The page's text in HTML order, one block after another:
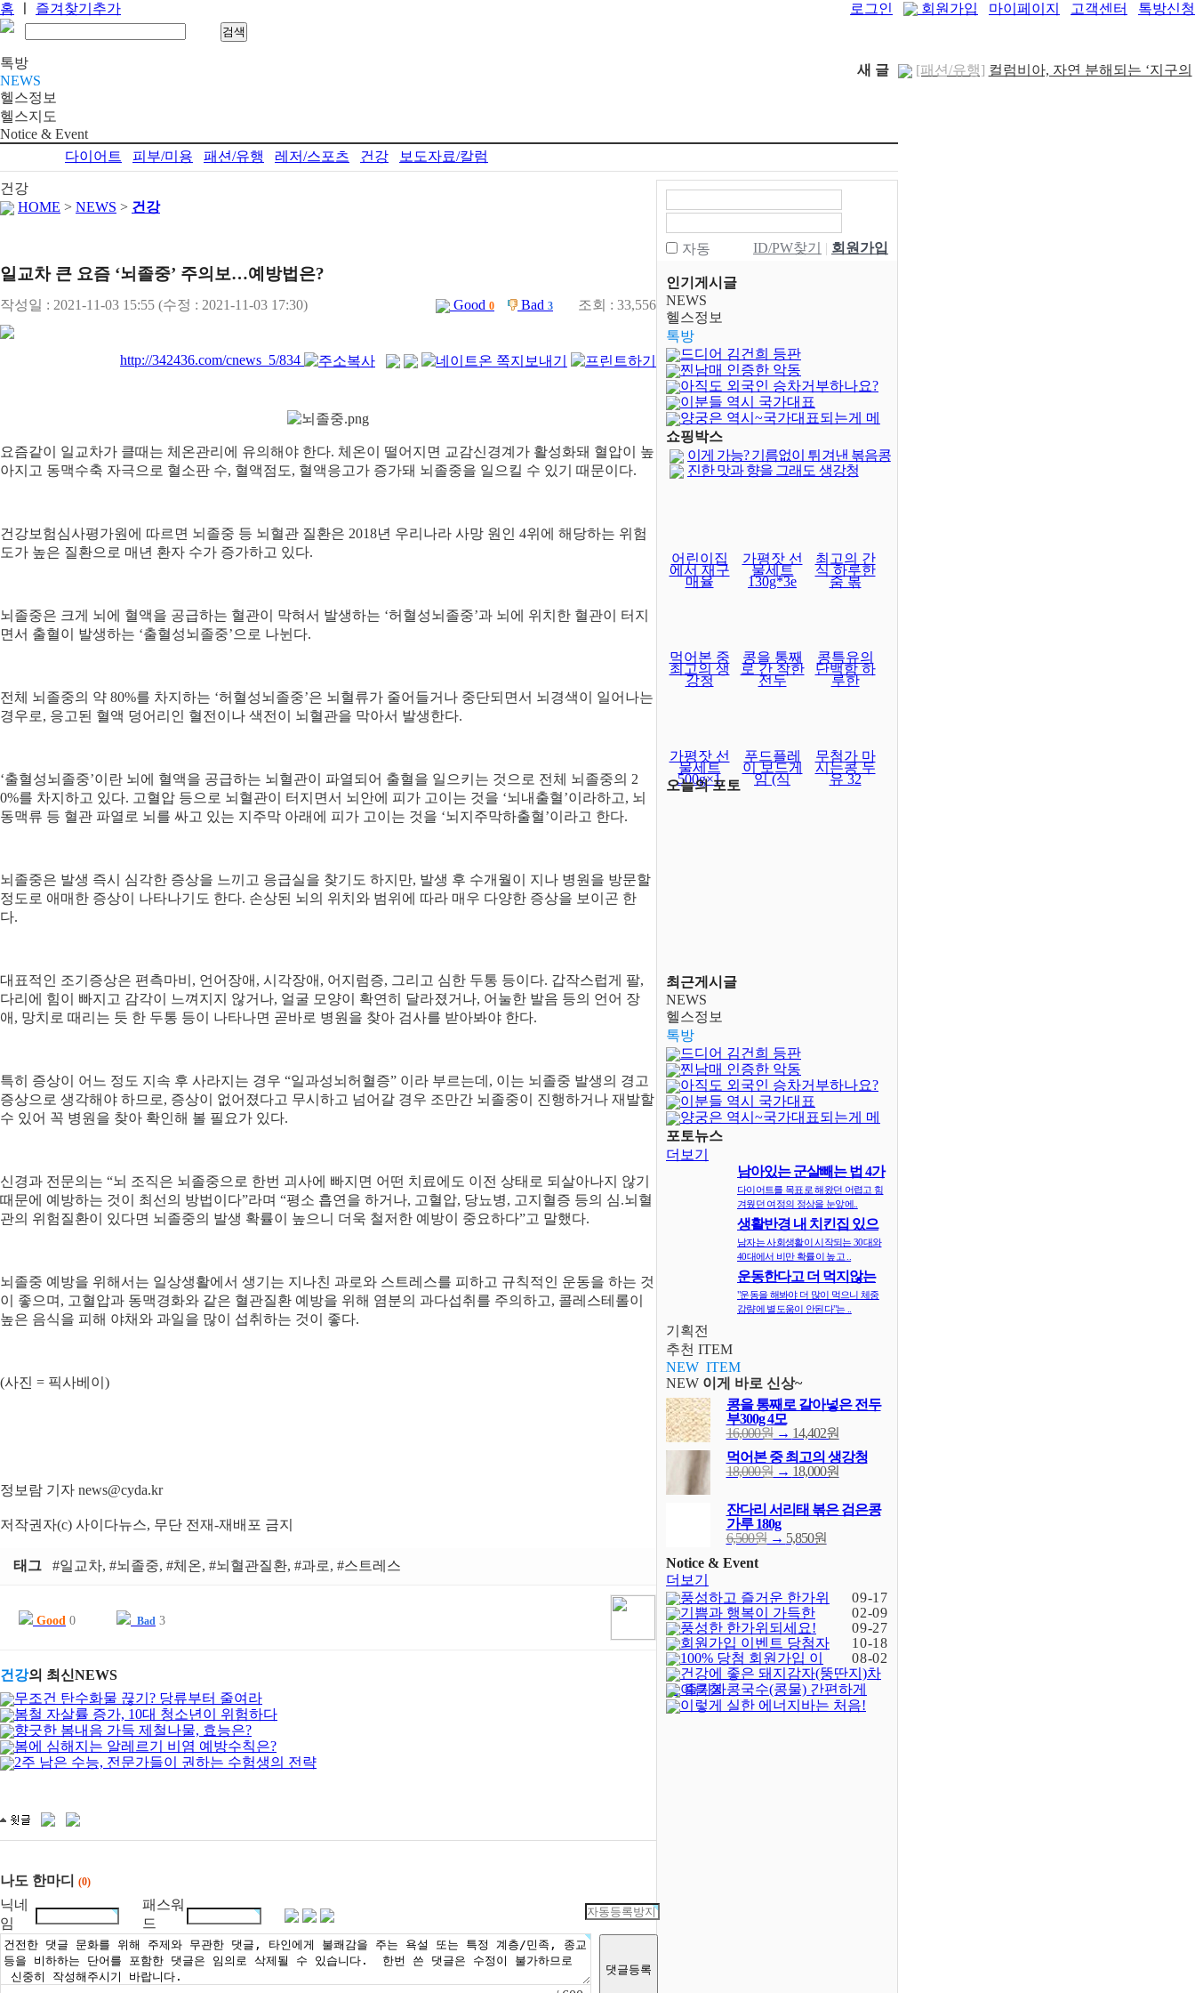
홈 즐겨찾기추가 로그인 회원가입 마이페이지 고객센터 톡방신청
톡방
NEWS
헬스정보
헬스지도
Notice & Event
새 글 [패션/유행] ITZY 류진, 동해안 산불 피해 성
다이어트 피부/미용 패션/유행 레저/스포츠 건강 보도자료/칼럼
건강
HOME > NEWS > 건강
일교차 큰 요즘 ‘뇌졸중’ 주의보…예방법은?
작성일 : 2021-11-03 15:55 (수정 : 2021-11-03 17:30) Good 0 Bad 3 조회 : 33,556
http://342436.com/cnews_5/834
요즘같이 일교차가 클때는 체온관리에 유의해야 한다. 체온이 떨어지면 교감신경계가 활성화돼 혈압이 높
아지고 동맥수축 자극으로 혈소판 수, 혈액점도, 혈액응고가 증가돼 뇌졸중을 일으킬 수 있기 때문이다.
건강보험심사평가원에 따르면 뇌졸중 등 뇌혈관 질환은 2018년 우리나라 사망 원인 4위에 해당하는 위험
도가 높은 질환으로 매년 환자 수가 증가하고 있다.
뇌졸중은 크게 뇌에 혈액을 공급하는 혈관이 막혀서 발생하는 ‘허혈성뇌졸중’과 뇌에 위치한 혈관이 터지
면서 출혈이 발생하는 ‘출혈성뇌졸중’으로 나뉜다.
전체 뇌졸중의 약 80%를 차지하는 ‘허혈성뇌졸중’은 뇌혈류가 줄어들거나 중단되면서 뇌경색이 일어나는
경우로, 응고된 혈액 덩어리인 혈전이나 색전이 뇌혈관을 막아서 발생한다.
‘출혈성뇌졸중’이란 뇌에 혈액을 공급하는 뇌혈관이 파열되어 출혈을 일으키는 것으로 전체 뇌졸중의 2
0%를 차지하고 있다. 고혈압 등으로 뇌혈관이 터지면서 뇌안에 피가 고이는 것을 ‘뇌내출혈’이라하고, 뇌
동맥류 등 혈관 파열로 뇌를 싸고 있는 지주막 아래에 피가 고이는 것을 ‘뇌지주막하출혈’이라고 한다.
뇌졸중은 발생 즉시 심각한 증상을 느끼고 응급실을 찾기도 하지만, 발생 후 수개월이 지나 병원을 방문할
정도로 애매한 증상이 나타나기도 한다. 손상된 뇌의 위치와 범위에 따라 매우 다양한 증상을 보이곤 한
다.
대표적인 조기증상은 편측마비, 언어장애, 시각장애, 어지럼증, 그리고 심한 두통 등이다. 갑작스럽게 팔,
다리에 힘이 빠지고 감각이 느껴지지 않거나, 얼굴 모양이 확연히 달라졌거나, 어눌한 발음 등의 언어 장
애, 망치로 때리는 듯 한 두통 등이 나타나면 곧바로 병원을 찾아 검사를 받아봐야 한다.
특히 증상이 어느 정도 지속 후 사라지는 경우 “일과성뇌허혈증” 이라 부르는데, 이는 뇌졸중 발생의 경고
증상으로 생각해야 하므로, 증상이 없어졌다고 무시하고 넘어갈 경우 조만간 뇌졸중이 진행하거나 재발할
수 있어 꼭 병원을 찾아 확인해 볼 필요가 있다.
신경과 전문의는 “뇌 조직은 뇌졸중으로 한번 괴사에 빠지면 어떤 치료에도 이전 상태로 되살아나지 않기
때문에 예방하는 것이 최선의 방법이다”라며 “평소 흡연을 하거나, 고혈압, 당뇨병, 고지혈증 등의 심.뇌혈
관의 위험질환이 있다면 뇌졸중의 발생 확률이 높으니 더욱 철저한 예방이 중요하다”고 말했다.
뇌졸중 예방을 위해서는 일상생활에서 생기는 지나친 과로와 스트레스를 피하고 규칙적인 운동을 하는 것
이 좋으며, 고혈압과 동맥경화와 같은 혈관질환 예방을 위해 염분의 과다섭취를 주의하고, 콜레스테롤이
높은 음식을 피해 야채와 과일을 많이 섭취하는 것이 좋다.
(사진 = 픽사베이)
정보람 기자 news@cyda.kr
저작권자(c) 사이다뉴스, 무단 전재-재배포 금지
태그 #일교차, #뇌졸중, #체온, #뇌혈관질환, #과로, #스트레스
Good 0 Bad 3
건강의 최신NEWS
무조건 탄수화물 끊기? 당류부터 줄여라
봄철 자살률 증가, 10대 청소년이 위험하다
향긋한 봄내음 가득 제철나물, 효능은?
봄에 심해지는 알레르기 비염 예방수칙은?
2주 남은 수능, 전문가들이 권하는 수험생의 전략
나도 한마디 (0)
닉네
임
패스워
드
자동 ID/PW찾기 | 회원가입
인기게시글
NEWS
헬스정보
톡방
드디어 김건희 등판
찐남매 인증한 악동
아직도 외국인 승차거부하나요?
이분들 역시 국가대표
양궁은 역시~국가대표되는게 메
달보다 어렵..
쇼핑박스
이게 가능? 기름없이 튀겨낸 볶음콩
진한 맛과 향을 그래도 생강청
어린이집
에서 재구
매율
가평잣 선
물세트
130g*3e
최고의 간
식 하루한
줌 볶
먹어본 중
최고의 생
강청
콩을 통째
로 간 착한
전두
콩특유의
단백함 하
루한
가평잣 선
물세트
500g×1
푸드플레
이 보드게
임 (식
무첨가 마
시는콩 두
유 32
오늘의 포토
최근게시글
NEWS
헬스정보
톡방
드디어 김건희 등판
찐남매 인증한 악동
아직도 외국인 승차거부하나요?
이분들 역시 국가대표
양궁은 역시~국가대표되는게 메
달보다 어렵..
포토뉴스
더보기
남아있는 군살빼는 법 4가
지
다이어트를 목표로 해왔던 어렵고 힘
겨웠던 여정의 정상을 눈앞에..
생활반경 내 치킨집 있으
면 비만확률 ..
남자는 사회생활이 시작되는 30대와
40대에서 비만 확률이 높고 ..
운동한다고 더 먹지않는
다? 오히려 식..
"운동을 해봐야 더 많이 먹으니 체중
감량에 별도움이 안된다"는 ..
기획전
추천 ITEM
NEW ITEM
NEW 이게 바로 신상~
콩을 통째로 갈아넣은 전두
부300g 4모
16,000원→ 14,402원
먹어본 중 최고의 생강청
18,000원→ 18,000원
잔다리 서리태 볶은 검은콩
가루 180g
6,500원→ 5,850원
Notice & Event
더보기
풍성하고 즐거운 한가위
되세요! (-402)
09-17
기쁨과 행복이 가득한
새해되세요!
02-09
풍성한 한가위되세요!
09-27
회원가입 이벤트 당첨자
발표 (4)
10-18
100% 당첨 회원가입 이
벤트(종료) (23)
08-02
건강에 좋은 돼지감자(뚱딴지)차
로 즐기자
여름철 콩국수(콩물) 간편하게
이렇게 실한 에너지바는 처음!